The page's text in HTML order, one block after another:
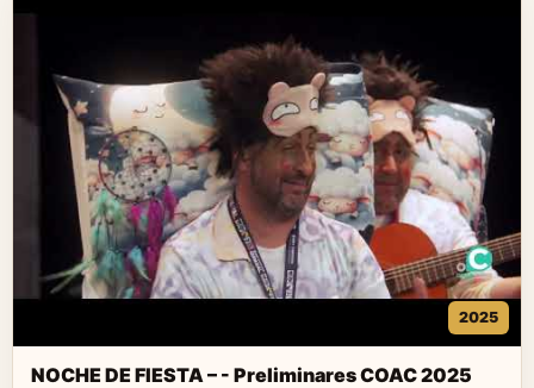
2025
NOCHE DE FIESTA – - Preliminares COAC 2025